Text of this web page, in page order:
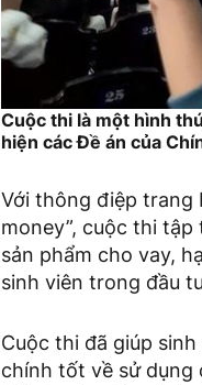
Cuộc thi là một hình
hiện các Đề án của
Với thông điệp trang
money”, cuộc thi
sản phẩm cho vay,
sinh viên trong đầu
Cuộc thi đã giúp
chính tốt về sử dụng